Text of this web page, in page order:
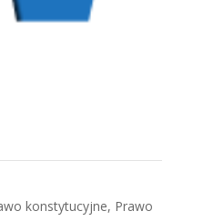
konstytucyjne, Prawo